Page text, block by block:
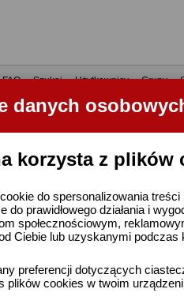
danych
korzysta z plików
do spersonalizowania
do prawidłowego działania i
społecznościowym,
Ciebie lub uzyskanymi podczas
preferencji dotyczących
plików cookies w twoim
FAQ•Szukaj•Użytkownicy•Grupy•